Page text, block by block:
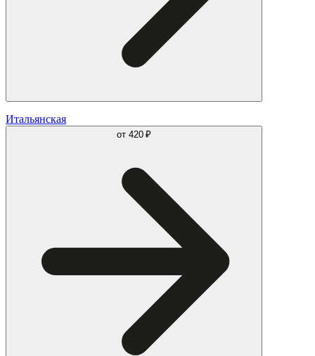
Итальянская
от 420 ₽